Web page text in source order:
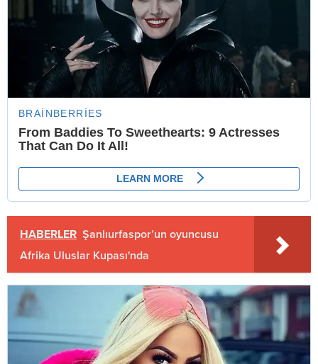
HABERLER Şanlıurfaspor’un oyuncusu
Afrika Uluslar Kupası'nda